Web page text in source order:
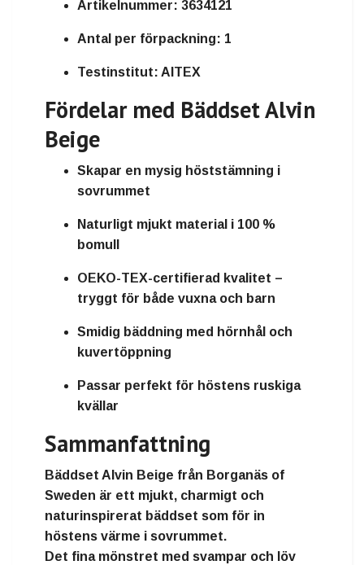
Artikelnummer: 3634121
Antal per förpackning: 1
Testinstitut: AITEX
Fördelar med Bäddset Alvin
Beige
Skapar en mysig höststämning i
sovrummet
Naturligt mjukt material i 100 %
bomull
OEKO-TEX-certifierad kvalitet –
tryggt för både vuxna och barn
Smidig bäddning med hörnhål och
kuvertöppning
Passar perfekt för höstens ruskiga
kvällar
Sammanfattning
Bäddset Alvin Beige från Borganäs of
Sweden är ett mjukt, charmigt och
naturinspirerat bäddset som för in
höstens värme i sovrummet.
Det fina mönstret med svampar och löv